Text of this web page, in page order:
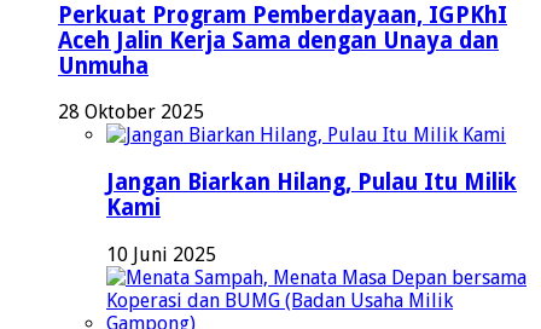
Perkuat Program Pemberdayaan, IGPKhI
Aceh Jalin Kerja Sama dengan Unaya dan
Unmuha
28 Oktober 2025
Jangan Biarkan Hilang, Pulau Itu Milik
Kami
10 Juni 2025